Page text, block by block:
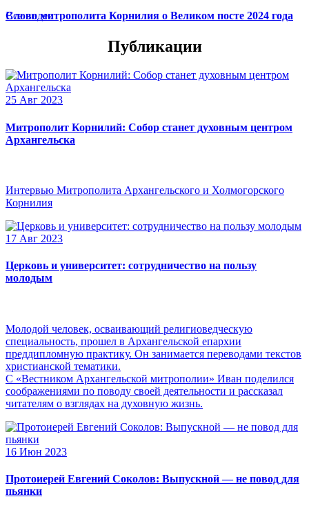
Слово митрополита Корнилия о Великом посте 2024 года
Все видео
Публикации
25 Авг 2023
Митрополит Корнилий: Собор станет духовным центром
Архангельска
Интервью Митрополита Архангельского и Холмогорского
Корнилия
17 Авг 2023
Церковь и университет: сотрудничество на пользу
молодым
Молодой человек, осваивающий религиоведческую
специальность, прошел в Архангельской епархии
преддипломную практику. Он занимается переводами текстов
христианской тематики.
С «Вестником Архангельской митрополии» Иван поделился
соображениями по поводу своей деятельности и рассказал
читателям о взглядах на духовную жизнь.
16 Июн 2023
Протоиерей Евгений Соколов: Выпускной — не повод для
пьянки